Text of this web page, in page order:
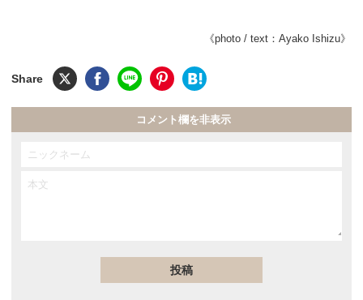
《photo / text：Ayako Ishizu》
コメント欄を非表示